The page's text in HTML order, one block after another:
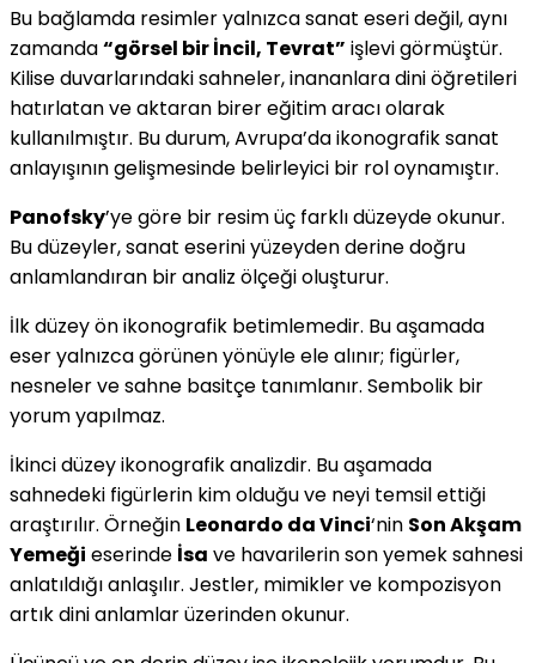
Bu bağlamda resimler yalnızca sanat eseri değil, aynı
zamanda“görsel bir İncil, Tevrat” işlevi görmüştür.
Kilise duvarlarındaki sahneler, inananlara dini öğretileri
hatırlatan ve aktaran birer eğitim aracı olarak
kullanılmıştır. Bu durum, Avrupa’da ikonografik sanat
anlayışının gelişmesinde belirleyici bir rol oynamıştır.
Panofsky’ye göre bir resim üç farklı düzeyde okunur.
Bu düzeyler, sanat eserini yüzeyden derine doğru
anlamlandıran bir analiz ölçeği oluşturur.
İlk düzey ön ikonografik betimlemedir. Bu aşamada
eser yalnızca görünen yönüyle ele alınır; figürler,
nesneler ve sahne basitçe tanımlanır. Sembolik bir
yorum yapılmaz.
İkinci düzey ikonografik analizdir. Bu aşamada
sahnedeki figürlerin kim olduğu ve neyi temsil ettiği
araştırılır. Örneğin Leonardo da Vinci‘nin Son Akşam
Yemeği eserinde İsa ve havarilerin son yemek sahnesi
anlatıldığı anlaşılır. Jestler, mimikler ve kompozisyon
artık dini anlamlar üzerinden okunur.